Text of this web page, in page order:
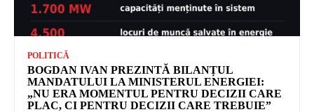
POLITICĂ
BOGDAN IVAN PREZINTĂ BILANȚUL
MANDATULUI LA MINISTERUL ENERGIEI:
„NU ERA MOMENTUL PENTRU DECIZII CARE
PLAC, CI PENTRU DECIZII CARE TREBUIE”